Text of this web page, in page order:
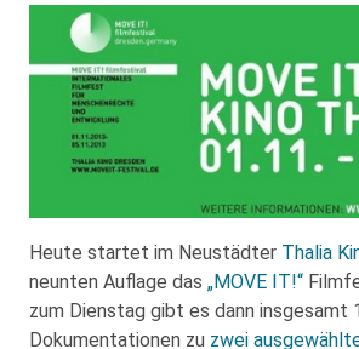
Heute startet im Neustädter Thalia
neunten Auflage das „MOVE IT!“
zum Dienstag gibt es dann insgesamt
Dokumentationen zu zwei